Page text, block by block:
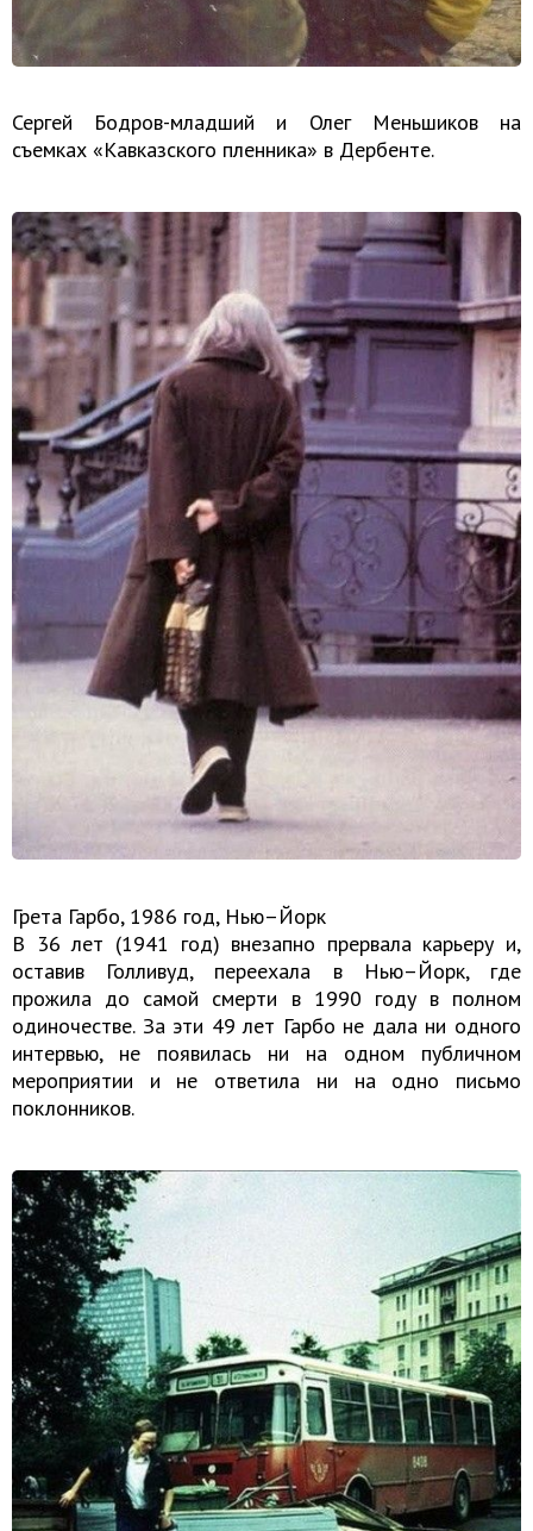
Сергей Бодров-младший и Олег Меньшиков на
съемках «Кавказского пленника» в Дербенте.
Грета Гарбо, 1986 год, Нью–Йорк
В 36 лет (1941 год) внезапно прервала карьеру и,
оставив Голливуд, переехала в Нью–Йорк, где
прожила до самой смерти в 1990 году в полном
одиночестве. За эти 49 лет Гарбо не дала ни одного
интервью, не появилась ни на одном публичном
мероприятии и не ответила ни на одно письмо
поклонников.